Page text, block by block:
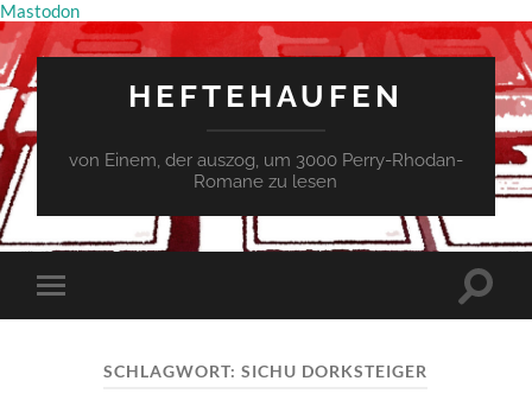
Mastodon
HEFTEHAUFEN
von Einem, der auszog, um 3000 Perry-Rhodan-
Romane zu lesen
Mobile-
Menü
SCHLAGWORT:SICHU DORKSTEIGER